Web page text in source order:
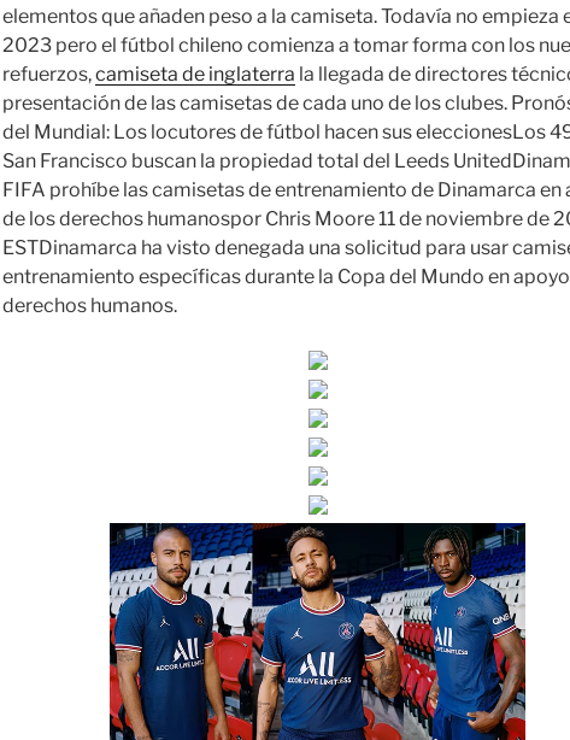
elementos que añaden peso a la camiseta. Todavía no empieza
2023 pero el fútbol chileno comienza a tomar forma con los
refuerzos,camiseta de inglaterra la llegada de directores
presentación de las camisetas de cada uno de los clubes.
del Mundial: Los locutores de fútbol hacen sus eleccionesLos
San Francisco buscan la propiedad total del Leeds
FIFA prohíbe las camisetas de entrenamiento de Dinamarca en
de los derechos humanospor Chris Moore 11 de noviembre de
ESTDinamarca ha visto denegada una solicitud para usar
entrenamiento específicas durante la Copa del Mundo en
derechos humanos.